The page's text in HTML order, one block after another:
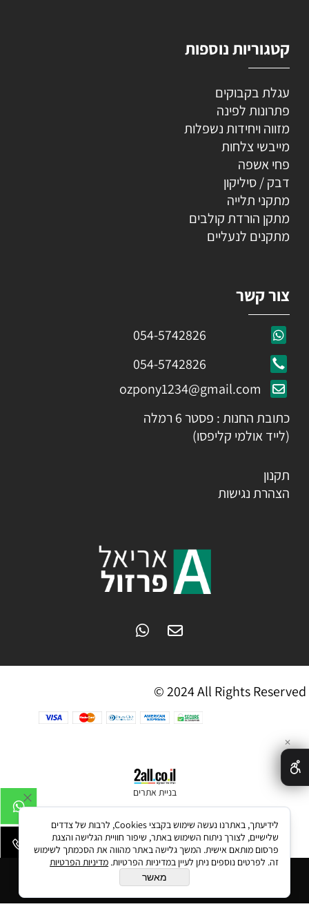
הוסף לסל
קטגוריות נוספות
עגלת בקבוקים
פתרונות לפינה
מזווה ויחידות נשפלות
מייבשי צלחות
פחי אשפה
דבק / סיליקון
מתקני תלייה
מתקן הורדת קולבים
מתקנים לנעליים
צור קשר
054-5742826
054-5742826
ozpony1234@gmail.com
כתובת החנות : פסטר 6 רמלה
(לייד אולמי קליפסו)
תקנון
הצהרת נגישות
© 2024 All Rights Reserved
בניית אתרים
✕
לידיעתך, באתרנו נעשה שימוש בקבצי Cookies, לרבות של צדדים
שלישיים, לצורך ניתוח השימוש באתר, שיפור חוויית הגלישה והצגת
פרסום מותאם אישית. המשך גלישה באתר מהווה את הסכמתך לשימוש
זה. לפרטים נוספים ניתן לעיין במדיניות הפרטיות. מדיניות הפרטיות
מאשר